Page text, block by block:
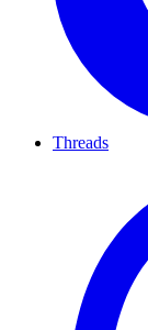
Threads